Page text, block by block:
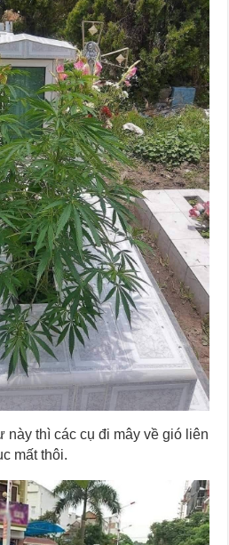
này thì các cụ đi mây về gió liên
mất thôi.